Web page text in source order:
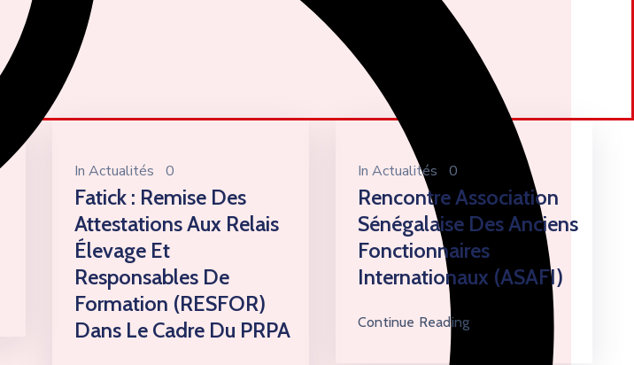
In Actualités 0
Fatick : Remise Des
Attestations Aux Relais
Élevage Et
Responsables De
Formation (RESFOR)
Dans Le Cadre Du PRPA
In Actualités 0
Rencontre Association
Sénégalaise Des Anciens
Fonctionnaires
Internationaux (ASAFI)
Continue Reading